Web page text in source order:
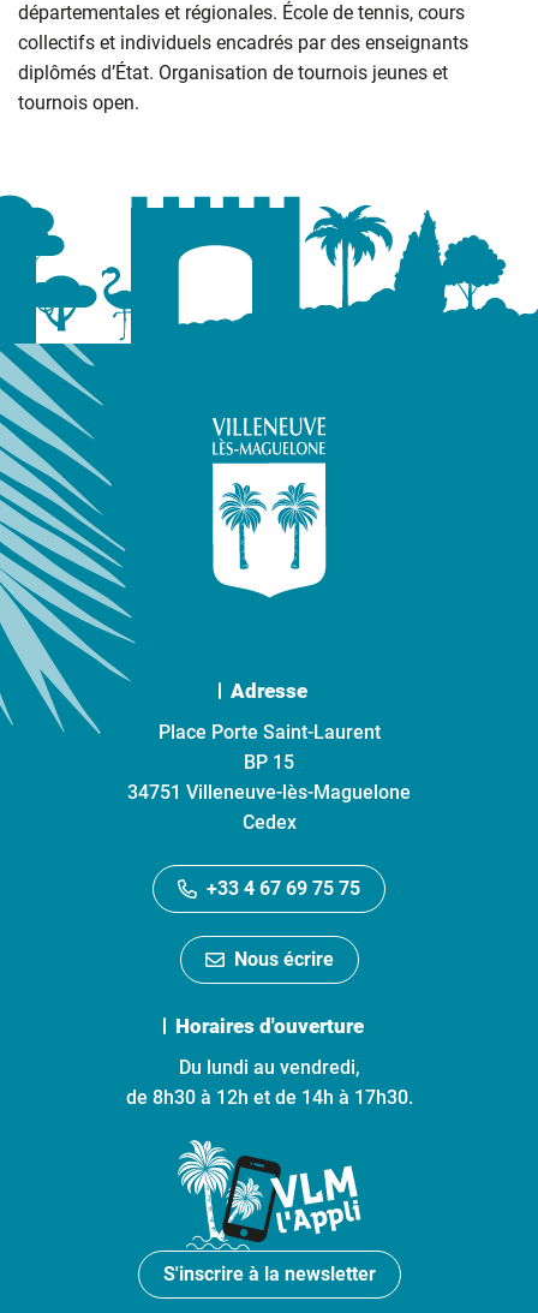
départementales et régionales. École de tennis, cours
collectifs et individuels encadrés par des enseignants
diplômés d’État. Organisation de tournois jeunes et
tournois open.
Adresse
Place Porte Saint-Laurent
BP 15
34751 Villeneuve-lès-Maguelone
Cedex
+33 4 67 69 75 75
Nous écrire
Horaires d'ouverture
Du lundi au vendredi,
de 8h30 à 12h et de 14h à 17h30.
S'inscrire à la newsletter